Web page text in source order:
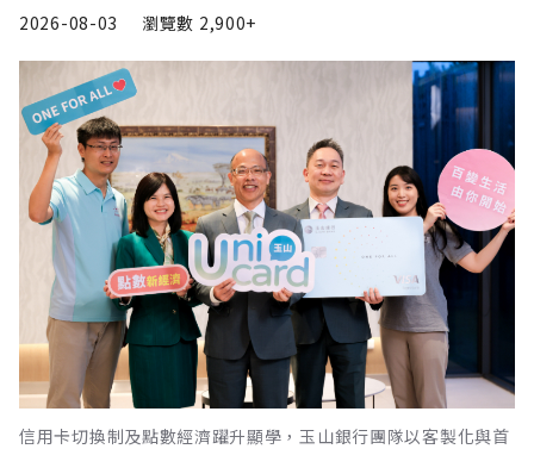
2026-08-03
瀏覽數 2,900+
信用卡切換制及點數經濟躍升顯學，玉山銀行團隊以客製化與首